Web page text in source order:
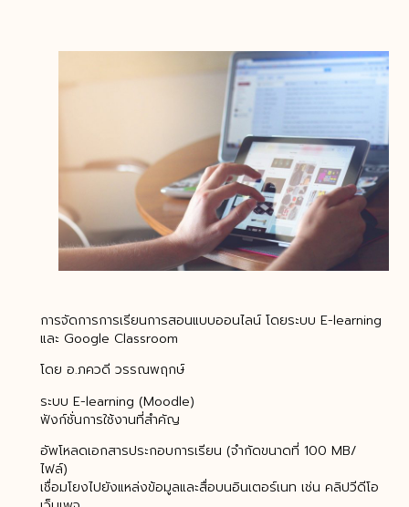
การจัดการการเรียนการสอนแบบออนไลน์ โดยระบบ E-learning
และ Google Classroom
โดย อ.ภควดี วรรณพฤกษ์
ระบบ E-learning (Moodle)
ฟังก์ชั่นการใช้งานที่สำคัญ
อัพโหลดเอกสารประกอบการเรียน (จำกัดขนาดที่ 100 MB/
ไฟล์)
เชื่อมโยงไปยังแหล่งข้อมูลและสื่อบนอินเตอร์เนท เช่น คลิปวีดีโอ